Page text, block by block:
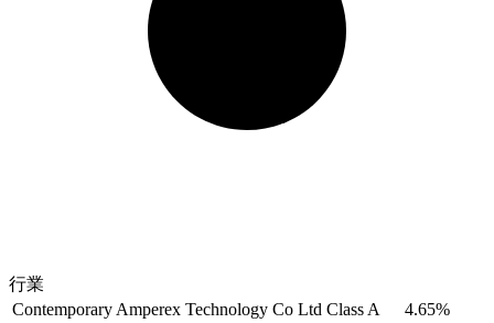
行業
Contemporary Amperex Technology Co Ltd Class A
4.65%